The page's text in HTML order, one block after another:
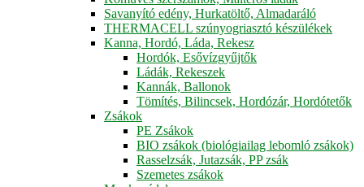
Savanyító edény, Hurkatöltő, Almadaráló
THERMACELL szúnyogriasztó készülékek
Kanna, Hordó, Láda, Rekesz
Hordók, Esővízgyűjtők
Ládák, Rekeszek
Kannák, Ballonok
Tömítés, Bilincsek, Hordózár, Hordótetők
Zsákok
PE Zsákok
BIO zsákok (biológiailag lebomló zsákok)
Rasselzsák, Jutazsák, PP zsák
Szemetes zsákok